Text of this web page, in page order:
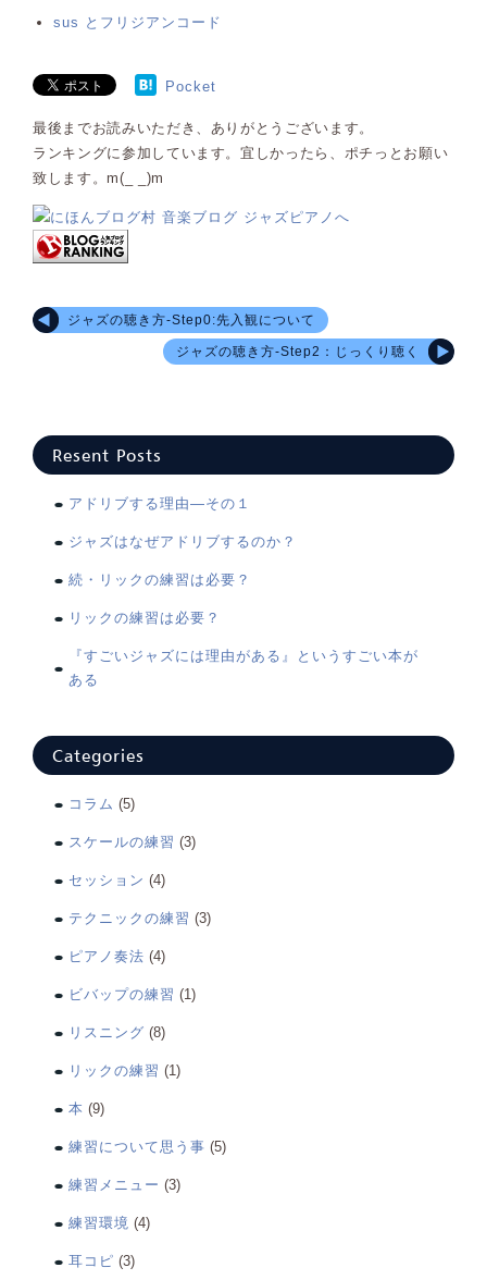
sus とフリジアンコード
Pocket
最後までお読みいただき、ありがとうございます。
ランキングに参加しています。宜しかったら、ポチっとお願い
致します。m(_ _)m
ジャズの聴き方-Step0:先入観について
ジャズの聴き方-Step2：じっくり聴く
Resent Posts
アドリブする理由―その１
ジャズはなぜアドリブするのか？
続・リックの練習は必要？
リックの練習は必要？
『すごいジャズには理由がある』というすごい本が
ある
Categories
コラム (5)
スケールの練習 (3)
セッション (4)
テクニックの練習 (3)
ピアノ奏法 (4)
ビバップの練習 (1)
リスニング (8)
リックの練習 (1)
本 (9)
練習について思う事 (5)
練習メニュー (3)
練習環境 (4)
耳コピ (3)